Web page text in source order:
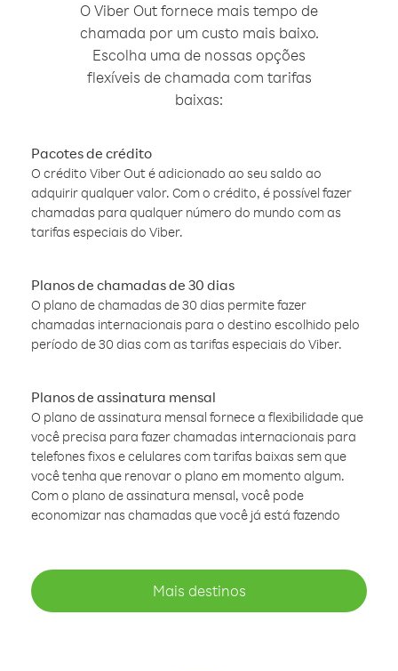
O Viber Out fornece mais tempo de
chamada por um custo mais baixo.
Escolha uma de nossas opções
flexíveis de chamada com tarifas
baixas:
Pacotes de crédito
O crédito Viber Out é adicionado ao seu saldo ao
adquirir qualquer valor. Com o crédito, é possível fazer
chamadas para qualquer número do mundo com as
tarifas especiais do Viber.
Planos de chamadas de 30 dias
O plano de chamadas de 30 dias permite fazer
chamadas internacionais para o destino escolhido pelo
período de 30 dias com as tarifas especiais do Viber.
Planos de assinatura mensal
O plano de assinatura mensal fornece a flexibilidade que
você precisa para fazer chamadas internacionais para
telefones fixos e celulares com tarifas baixas sem que
você tenha que renovar o plano em momento algum.
Com o plano de assinatura mensal, você pode
economizar nas chamadas que você já está fazendo
Mais destinos